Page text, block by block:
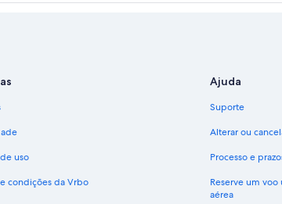
uso
condições da Vrbo
Ajuda
Suporte
Alterar ou
Processo e
Reserve um
aérea